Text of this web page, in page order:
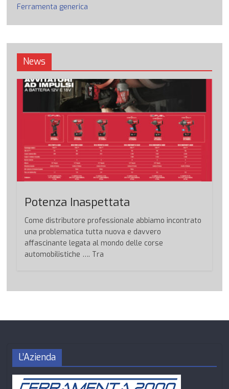
Ferramenta generica
News
Potenza Inaspettata
Come distributore professionale abbiamo incontrato
una problematica tutta nuova e davvero
affascinante legata al mondo delle corse
automobilistiche …. Tra
L’Azienda